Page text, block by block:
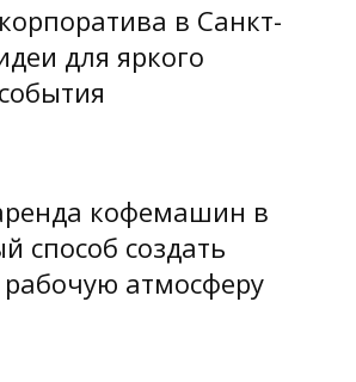
в Санкт-
для яркого
кофемашин в
способ создать
атмосферу